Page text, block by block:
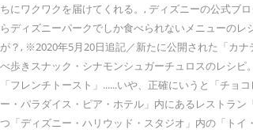
ちにワクワクを届けてくれる。, ディズニーの公式ブ
らディズニーパークでしか食べられないメニューの
が？, ※2020年5月20日追記／新たに公開された「カ
べ歩きスナック・シナモンシュガーチュロスのレシピ
「フレンチトースト」......いや、正確にいうと「チ
ー・パラダイス・ピア・ホテル」内にあるレストラ
つ「ディズニー・ハリウッド・スタジオ」内の「ト